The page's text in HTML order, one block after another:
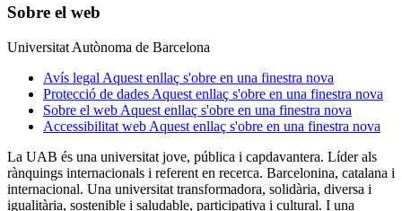
Sobre el web
Universitat Autònoma de Barcelona
Avís legal Aquest enllaç s'obre en una finestra nova
Protecció de dades Aquest enllaç s'obre en una finestra nova
Sobre el web Aquest enllaç s'obre en una finestra nova
Accessibilitat web Aquest enllaç s'obre en una finestra nova
La UAB és una universitat jove, pública i capdavantera. Líder als
rànquings internacionals i referent en recerca. Barcelonina, catalana i
internacional. Una universitat transformadora, solidària, diversa i
igualitària, sostenible i saludable, participativa i cultural. I una